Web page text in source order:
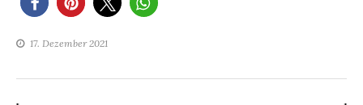
17. Dezember 2021